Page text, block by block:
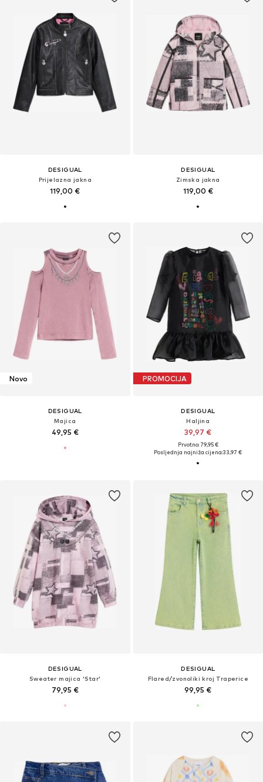
DESIGUAL
Prijelazna jakna
119,00 €
DESIGUAL
Zimska jakna
119,00 €
Novo
DESIGUAL
Majica
49,95 €
PROMOCIJA
DESIGUAL
Haljina
39,97 €
Prvotno: 79,95 €
Posljednja najniža cijena:33,97 €
DESIGUAL
Sweater majica 'Star'
79,95 €
DESIGUAL
Flared/zvonoliki kroj Traperice
99,95 €